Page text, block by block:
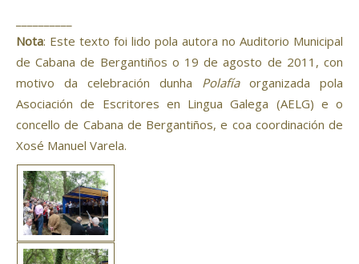
Nota: Este texto foi lido pola autora no Auditorio Municipal
de Cabana de Bergantiños o 19 de agosto de 2011, con
motivo da celebración dunha Polafíaorganizada pola
Asociación de Escritores en Lingua Galega (AELG) e o
concello de Cabana de Bergantiños, e coa coordinación de
Xosé Manuel Varela.